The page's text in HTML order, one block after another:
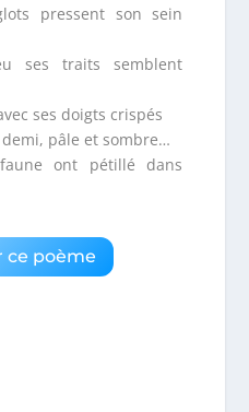
pressent son sein
ses traits semblent
ses doigts crispés
pâle et sombre…
ont pétillé dans
ce poème